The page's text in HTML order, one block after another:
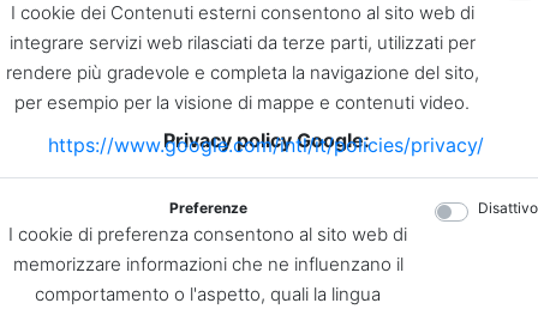
I cookie dei Contenuti esterni consentono al sito web di
integrare servizi web rilasciati da terze parti, utilizzati per
rendere più gradevole e completa la navigazione del sito,
per esempio per la visione di mappe e contenuti video.
Privacy policy Google:
https://www.google.com/intl/it/policies/privacy/
Preferenze
I cookie di preferenza consentono al sito web di
memorizzare informazioni che ne influenzano il
comportamento o l'aspetto, quali la lingua
Disattivo